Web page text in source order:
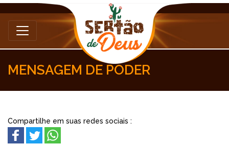
MENSAGEM DE PODER
Compartilhe em suas redes sociais :